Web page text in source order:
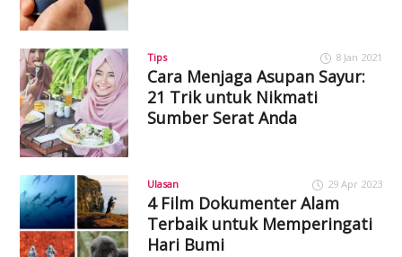
Tips 8 Jan 2021
Cara Menjaga Asupan Sayur:
21 Trik untuk Nikmati
Sumber Serat Anda
Ulasan 29 Apr 2023
4 Film Dokumenter Alam
Terbaik untuk Memperingati
Hari Bumi